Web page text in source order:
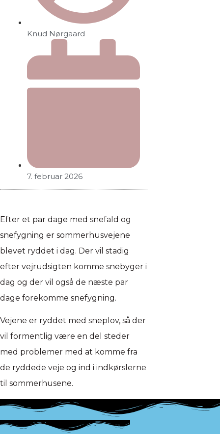
Knud Nørgaard
7. februar 2026
Efter et par dage med snefald og
snefygning er sommerhusvejene
blevet ryddet i dag. Der vil stadig
efter vejrudsigten komme snebyger i
dag og der vil også de næste par
dage forekomme snefygning.
Vejene er ryddet med sneplov, så der
vil formentlig være en del steder
med problemer med at komme fra
de ryddede veje og ind i indkørslerne
til sommerhusene.